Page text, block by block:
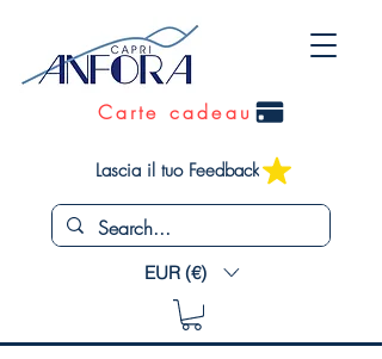
Carte cadeau
Lascia il tuo Feedback
EUR (€)